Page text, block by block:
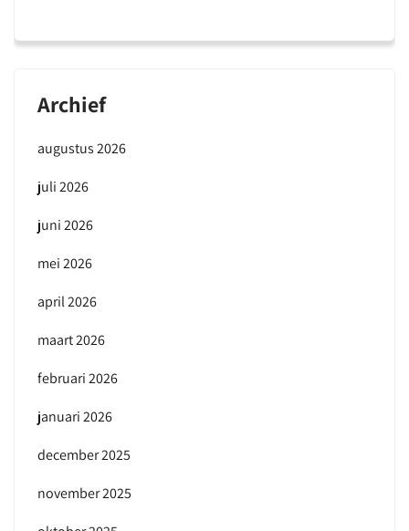
Archief
augustus 2026
juli 2026
juni 2026
mei 2026
april 2026
maart 2026
februari 2026
januari 2026
december 2025
november 2025